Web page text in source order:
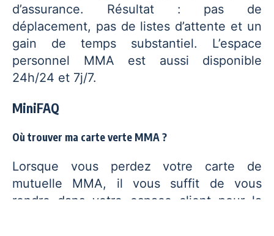
d’assurance. Résultat : pas de
déplacement, pas de listes d’attente et un
gain de temps substantiel. L’espace
personnel MMA est aussi disponible
24h/24 et 7j/7.
MiniFAQ
Où trouver ma carte verte MMA ?
Lorsque vous perdez votre carte de
mutuelle MMA, il vous suffit de vous
rendre dans votre espace client pour la